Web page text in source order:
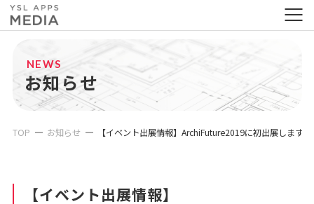
NEWS
お知らせ
TOP お知らせ 【イベント出展情報】ArchiFuture2019に初出展します
【イベント出展情報】